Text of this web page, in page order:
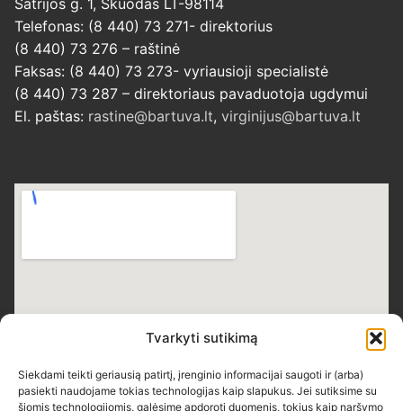
Tvarkyti sutikimą
Siekdami teikti geriausią patirtį, įrenginio informacijai saugoti ir (arba)
pasiekti naudojame tokias technologijas kaip slapukus. Jei sutiksime su
šiomis technologijomis, galėsime apdoroti duomenis, tokius kaip naršymo
Telefonas: (8 440) 73 271- direktorius
(8 440) 73 276 – raštinė
Faksas: (8 440) 73 273- vyriausioji specialistė
(8 440) 73 287 – direktoriaus pavaduotoja ugdymui
El. paštas: rastine@bartuva.lt, virginijus@bartuva.lt